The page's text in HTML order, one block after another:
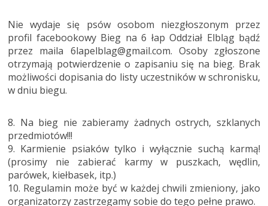
Nie wydaje się psów osobom niezgłoszonym przez
profil facebookowy Bieg na 6 łap Oddział Elbląg bądź
przez maila 6lapelblag@gmail.com. Osoby zgłoszone
otrzymają potwierdzenie o zapisaniu się na bieg. Brak
możliwości dopisania do listy uczestników w schronisku,
w dniu biegu.
8. Na bieg nie zabieramy żadnych ostrych, szklanych
przedmiotów!!!
9. Karmienie psiaków tylko i wyłącznie suchą karmą!
(prosimy nie zabierać karmy w puszkach, wędlin,
parówek, kiełbasek, itp.)
10. Regulamin może być w każdej chwili zmieniony, jako
organizatorzy zastrzegamy sobie do tego pełne prawo.